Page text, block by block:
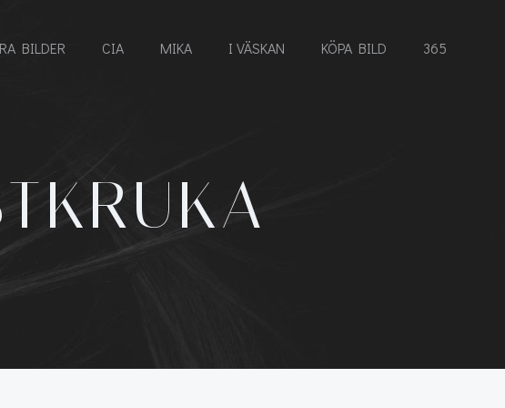
BILDER CIA MIKA I VÄSKAN KÖPA BILD 365